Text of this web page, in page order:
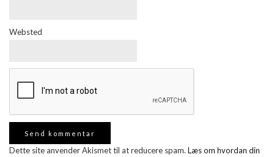
Websted
Dette site anvender Akismet til at reducere spam. Læs om hvordan din